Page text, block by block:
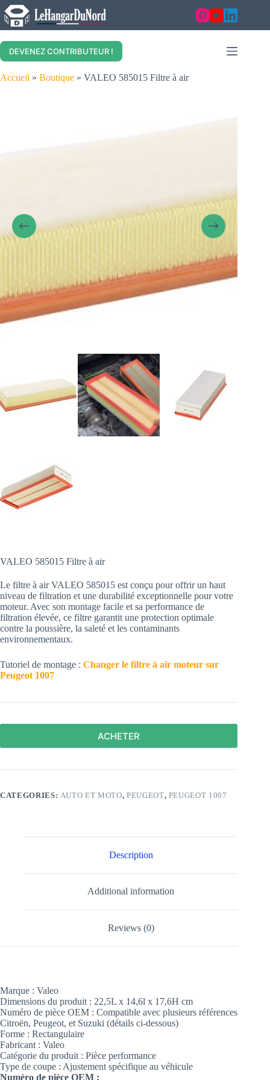
Skip
to
content
DEVENEZ CONTRIBUTEUR !
Accueil » Boutique » VALEO 585015 Filtre à air
VALEO 585015 Filtre à air
Le filtre à air VALEO 585015 est conçu pour offrir un haut
niveau de filtration et une durabilité exceptionnelle pour votre
moteur. Avec son montage facile et sa performance de
filtration élevée, ce filtre garantit une protection optimale
contre la poussière, la saleté et les contaminants
environnementaux.
Tutoriel de montage : Changer le filtre à air moteur sur
Peugeot 1007
ACHETER
CATEGORIES: AUTO ET MOTO, PEUGEOT, PEUGEOT 1007
Description
Additional information
Reviews (0)
Marque : Valeo
Dimensions du produit : 22,5L x 14,6l x 17,6H cm
Numéro de pièce OEM : Compatible avec plusieurs références
Citroën, Peugeot, et Suzuki (détails ci-dessous)
Forme : Rectangulaire
Fabricant : Valeo
Catégorie du produit : Pièce performance
Type de coupe : Ajustement spécifique au véhicule
Numéro de pièce OEM :